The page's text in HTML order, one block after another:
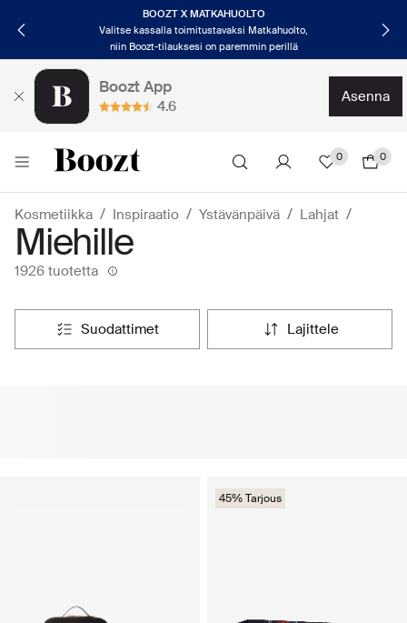
TAKAISIN TÖIHIN, TYYLILLÄ
Aloita uusi kausi tyylillä
Klikkaa ja osta nyt →
Boozt App
4.6
asenna
0 0
Kosmetiikka Inspiraatio Ystävänpäivä Lahjat
Miehille
1926 tuotetta
suodattimet lajittele
45% Tarjous